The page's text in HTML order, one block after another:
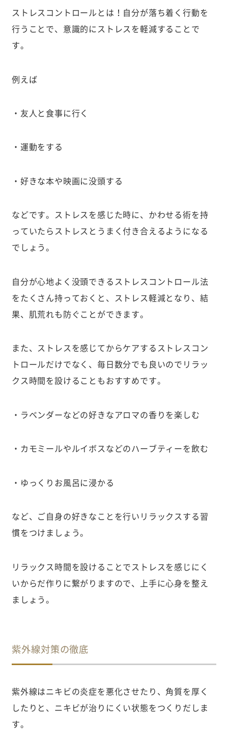
ストレスコントロールとは！自分が落ち着く行動を
行うことで、意識的にストレスを軽減することで
す。
例えば
・友人と食事に行く
・運動をする
・好きな本や映画に没頭する
などです。ストレスを感じた時に、かわせる術を持
っていたらストレスとうまく付き合えるようになる
でしょう。
自分が心地よく没頭できるストレスコントロール法
をたくさん持っておくと、ストレス軽減となり、結
果、肌荒れも防ぐことができます。
また、ストレスを感じてからケアするストレスコン
トロールだけでなく、毎日数分でも良いのでリラッ
クス時間を設けることもおすすめです。
・ラベンダーなどの好きなアロマの香りを楽しむ
・カモミールやルイボスなどのハーブティーを飲む
・ゆっくりお風呂に浸かる
など、ご自身の好きなことを行いリラックスする習
慣をつけましょう。
リラックス時間を設けることでストレスを感じにく
いからだ作りに繋がりますので、上手に心身を整え
ましょう。
紫外線対策の徹底
紫外線はニキビの炎症を悪化させたり、角質を厚く
したりと、ニキビが治りにくい状態をつくりだしま
す。